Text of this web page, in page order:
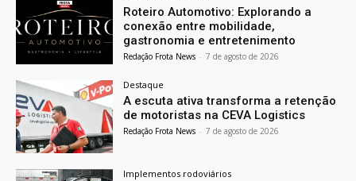
Roteiro Automotivo: Explorando a
conexão entre mobilidade,
gastronomia e entretenimento
Redação Frota News - 7 de agosto de 2026
Destaque
A escuta ativa transforma a retenção
de motoristas na CEVA Logistics
Redação Frota News - 7 de agosto de 2026
Implementos rodoviários